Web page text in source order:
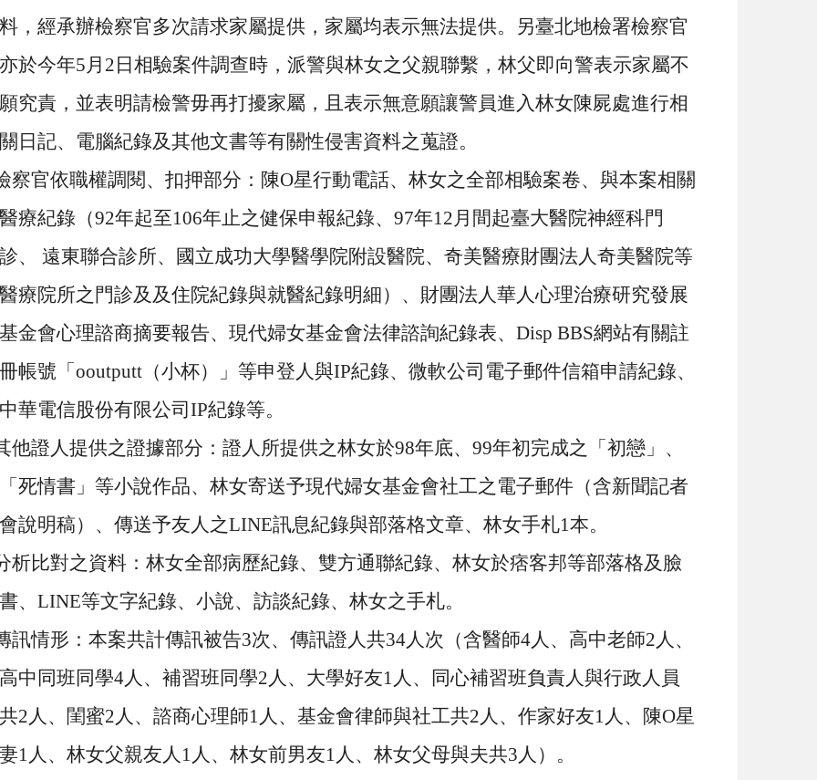
料，經承辦檢察官多次請求家屬提供，家屬均表示無法提供。另臺北地檢署檢察官
亦於今年5 月 2 日相驗案件調查時，派警與林女之父親聯繫，林父即向警表示家屬不
願究責，並表明請檢警毋再打擾家屬，且表示無意願讓警員進入林女陳屍處進行相
關日記、電腦紀錄及其他文書等有關性侵害資料之蒐證。
察官依職權調閱、扣押部分：陳O星行動電話、林女之全部相驗案卷、與本案相關
醫療紀錄（92年起至106年止之健保申報紀錄、 97年12 月間起臺大醫院神經科門
診、 遠東聯合診所、國立成功大學醫學院附設醫院、奇美醫療財團法人奇美醫院等
醫療院所之門診及及住院紀錄與就醫紀錄明細）、財團法人華人心理治療研究發展
基金會心理諮商摘要報告、現代婦女基金會法律諮詢紀錄表、 Disp BBS網站有關註
冊帳號「 ooutputt （小杯）」等申登人與IP紀錄、微軟公司電子郵件信箱申請紀錄、
中華電信股份有限公司 IP紀錄等。
他證人提供之證據部分：證人所提供之林女於98年底、 99年初完成之「初戀」、
「死情書」等小說作品、林女寄送予現代婦女基金會社工之電子郵件（含新聞記者
會說明稿）、傳送予友人之LINE訊息紀錄與部落格文章、林女手札1本。
析比對之資料：林女全部病歷紀錄、雙方通聯紀錄、林女於痞客邦等部落格及臉
書、 LINE等文字紀錄、小說、訪談紀錄、林女之手札。
訊情形：本案共計傳訊被告3次、傳訊證人共34人次（含醫師4人、高中老師2 人、
高中同班同學4人、補習班同學2 人、大學好友1 人、同心補習班負責人與行政人員
共2 人、閨蜜2 人、諮商心理師1 人、基金會律師與社工共2 人、作家好友1 人、陳O星
妻1 人、林女父親友人 1 人、林女前男友1 人、林女父母與夫共3 人）。